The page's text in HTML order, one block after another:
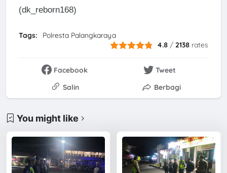
(dk_reborn168)
Tags:
Polresta Palangkaraya
4.8 /2138 rates
Facebook
Tweet
Salin
Berbagi
You might like